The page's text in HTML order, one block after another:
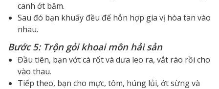
canh ớt băm.
Sau đó bạn khuấy đều để hỗn hợp gia vị hòa tan vào
nhau.
Bước 5: Trộn gỏi khoai môn hải sản
Đầu tiên, bạn vớt cà rốt và dưa leo ra, vắt ráo rồi cho
vào thau.
Tiếp theo, bạn cho mực, tôm, húng lủi, ớt sừng và